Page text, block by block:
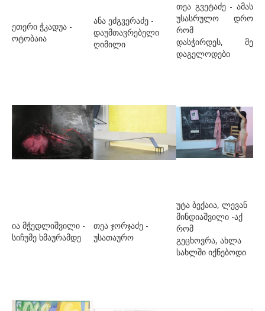
კ.ე. ანნა
კესიდი გელა
კორიშელი ბოცო
კუბლა ჯორჯ
მარანელი ეკა
ეთერი ჭკადუა -
ოტობაია
ანა ეძგვერაძე -
დაუმთავრებელი
ღიმილი
თეა გვეტაძე - ამას
უსასრულო დრო
რომ
დასჭირდეს, მე
დაგელოდები
ია მჭედლიშვილი -
სიჩუმე ხმაურამდე
თეა ჯორჯაძე -
უსათაურო
უტა ბექაია, ლევან
მინდიაშვილი -აქ
რომ
გეცხოვრა, ახლა
სახლში იქნებოდი